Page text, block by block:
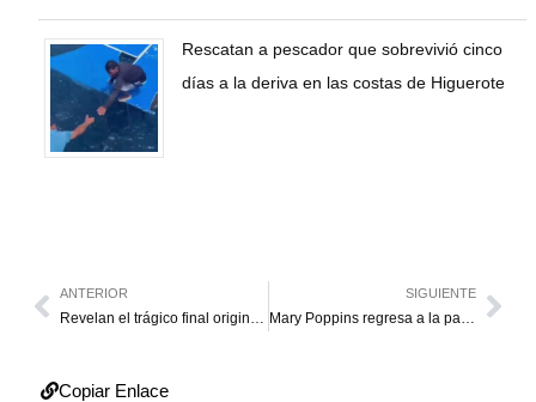
Rescatan a pescador que sobrevivió cinco
días a la deriva en las costas de Higuerote
ANTERIOR
Revelan el trágico final original de Pretty Woman
SIGUIENTE
Mary Poppins regresa a la pantalla
Copiar Enlace